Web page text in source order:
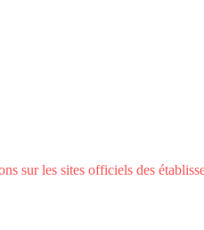
sur les sites officiels des